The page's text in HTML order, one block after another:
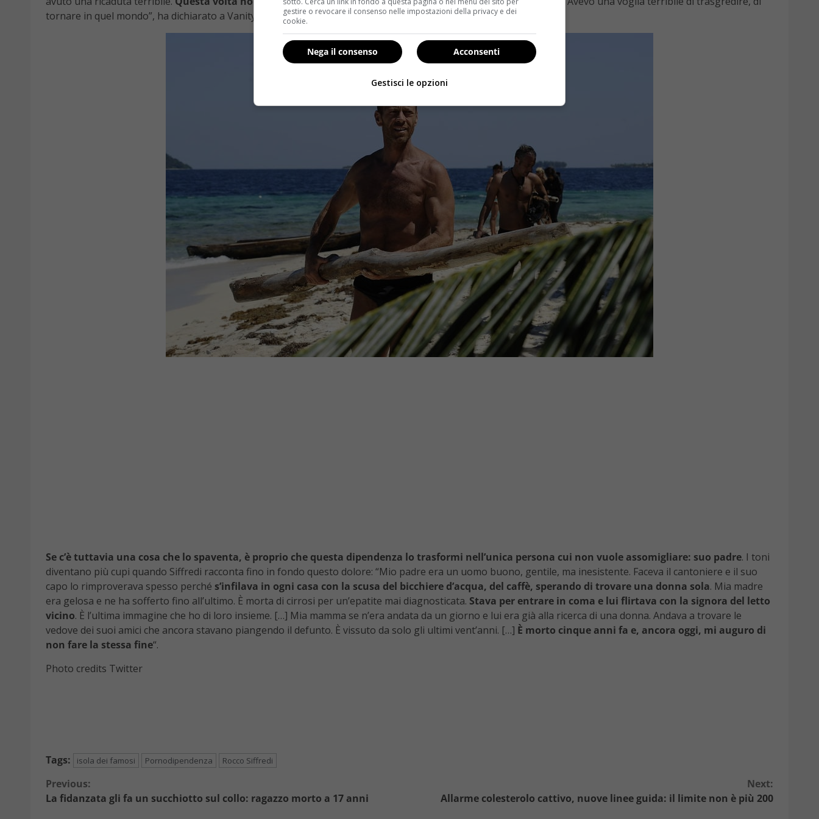
tornare in quel mondo”, ha dichiarato a Vanity Fair.
Se c’è tuttavia una cosa che lo spaventa, è proprio che questa dipendenza lo trasformi nell’unica persona cui non vuole assomigliare: suo padre. I toni
diventano più cupi quando Siffredi racconta fino in fondo questo dolore: “Mio padre era un uomo buono, gentile, ma inesistente. Faceva il cantoniere e il suo
capo lo rimproverava spesso perché s’infilava in ogni casa con la scusa del bicchiere d’acqua, del caffè, sperando di trovare una donna sola. Mia madre
era gelosa e ne ha sofferto fino all’ultimo. È morta di cirrosi per un’epatite mai diagnosticata. Stava per entrare in coma e lui flirtava con la signora del letto
vicino. È l’ultima immagine che ho di loro insieme. […] Mia mamma se n’era andata da un giorno e lui era già alla ricerca di una donna. Andava a trovare le
vedove dei suoi amici che ancora stavano piangendo il defunto. È vissuto da solo gli ultimi vent’anni. […] È morto cinque anni fa e, ancora oggi, mi auguro di
non fare la stessa fine“.
Photo credits Twitter
Tags: isola dei famosi Pornodipendenza Rocco Siffredi
Continue
Reading
Previous:
La fidanzata gli fa un succhiotto sul collo: ragazzo morto a 17 anni
Next:
Allarme colesterolo cattivo, nuove linee guida: il limite non è più 200
gestire o revocare il consenso nelle impostazioni della privacy e dei
cookie.
Acconsenti
Nega il consenso
Gestisci le opzioni